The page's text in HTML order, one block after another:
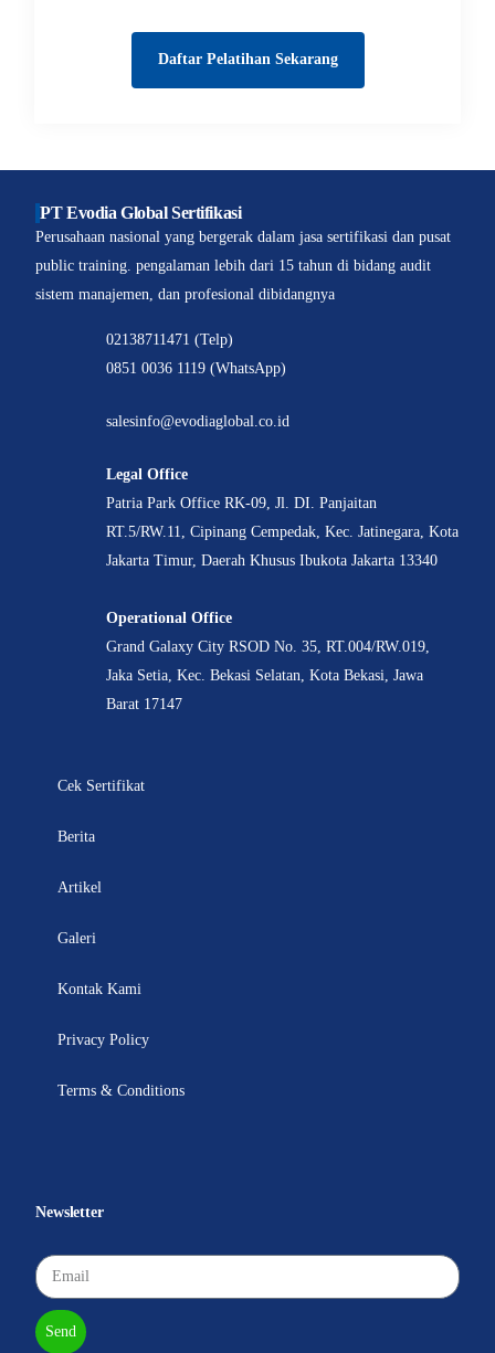
Daftar Pelatihan Sekarang
PT Evodia Global Sertifikasi
Perusahaan nasional yang bergerak dalam jasa sertifikasi dan pusat
public training. pengalaman lebih dari 15 tahun di bidang audit
sistem manajemen, dan profesional dibidangnya
02138711471 (Telp)
0851 0036 1119 (WhatsApp)
salesinfo@evodiaglobal.co.id
Legal Office
Patria Park Office RK-09, Jl. DI. Panjaitan
RT.5/RW.11, Cipinang Cempedak, Kec. Jatinegara, Kota
Jakarta Timur, Daerah Khusus Ibukota Jakarta 13340
Operational Office
Grand Galaxy City RSOD No. 35, RT.004/RW.019,
Jaka Setia, Kec. Bekasi Selatan, Kota Bekasi, Jawa
Barat 17147
Cek Sertifikat
Berita
Artikel
Galeri
Kontak Kami
Privacy Policy
Terms & Conditions
Newsletter
Send